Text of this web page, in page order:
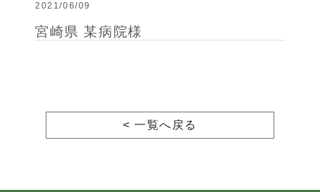
2021/06/09
宮崎県 某病院様
< 一覧へ戻る